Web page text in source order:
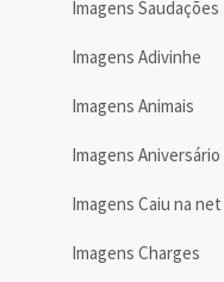
Imagens Saudações
Imagens Adivinhe
Imagens Animais
Imagens Aniversário
Imagens Caiu na net
Imagens Charges